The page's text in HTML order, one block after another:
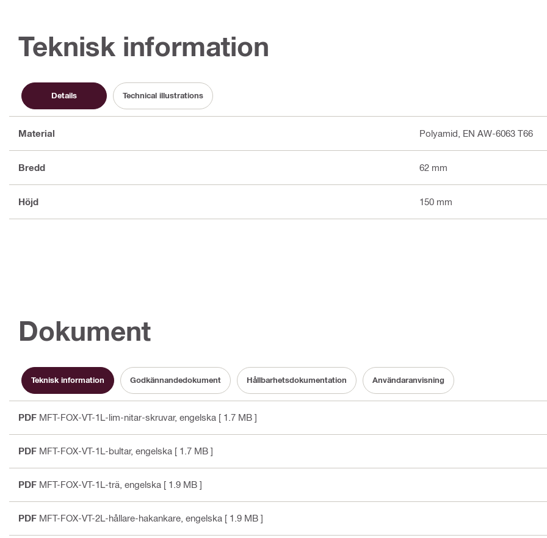
Teknisk information
Details Technical illustrations
Material Polyamid, EN AW-6063 T66
Bredd 62 mm
Höjd 150 mm
Dokument
Teknisk information Godkännandedokument Hållbarhetsdokumentation Användaranvisning
PDF MFT-FOX-VT-1L-lim-nitar-skruvar, engelska [ 1.7 MB ]
PDF MFT-FOX-VT-1L-bultar, engelska [ 1.7 MB ]
PDF MFT-FOX-VT-1L-trä , engelska [ 1.9 MB ]
PDF MFT-FOX-VT-2L-hållare-hakankare , engelska [ 1.9 MB ]